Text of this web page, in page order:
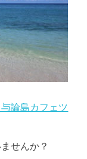
論島カフェツ
せんか？